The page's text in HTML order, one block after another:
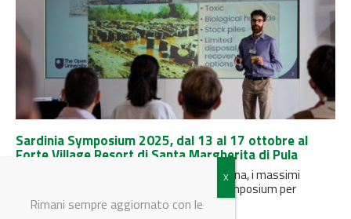
Sardinia Symposium 2025, dal 13 al 17 ottobre al
Forte Village Resort di Santa Margherita di Pula
Tra poco meno di un mese, per una settimana, i massimi
esperti mondiali si riuniranno al Sardinia Symposium per
parlare...
Rimani sempre aggiornato con le